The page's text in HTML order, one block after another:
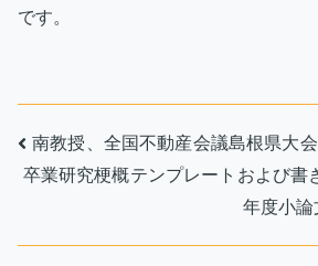
です。
投
稿
ナ
南教授、全国不動産会議島根県大
卒業研究梗概テンプレートおよび書
年度小